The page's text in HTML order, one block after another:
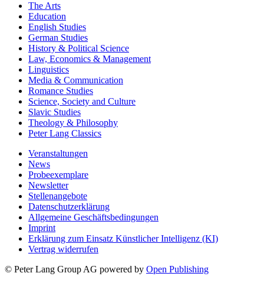
The Arts
Education
English Studies
German Studies
History & Political Science
Law, Economics & Management
Linguistics
Media & Communication
Romance Studies
Science, Society and Culture
Slavic Studies
Theology & Philosophy
Peter Lang Classics
Veranstaltungen
News
Probeexemplare
Newsletter
Stellenangebote
Datenschutzerklärung
Allgemeine Geschäftsbedingungen
Imprint
Erklärung zum Einsatz Künstlicher Intelligenz (KI)
Vertrag widerrufen
© Peter Lang Group AG powered by Open Publishing